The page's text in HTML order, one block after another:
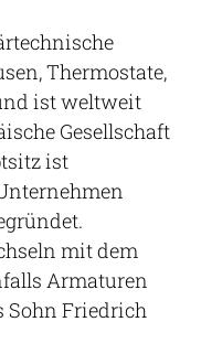
Thermostate,
ist weltweit
Gesellschaft
ist
mit dem
Armaturen
Sohn Friedrich